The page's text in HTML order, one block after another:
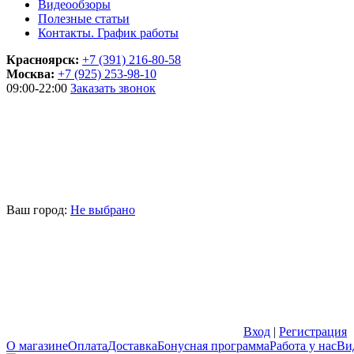
Видеообзоры
Полезные статьи
Контакты. График работы
Красноярск: +7 (391) 216-80-58
Москва: +7 (925) 253-98-10
09:00-22:00 Заказать звонок
Ваш город: Не выбрано
Вход | Регистрация
О магазинеОплатаДоставкаБонусная программаРабота у нас